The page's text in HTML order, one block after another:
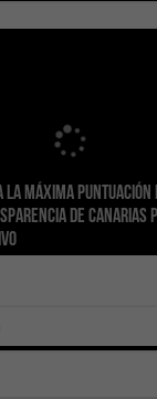
la máxima puntuación
de Canarias
concede ayudas
al sector por valor
cuantías
coordina con
de Refugios
170 pisos a su
en régimen de
la capacidad
salud con el impulso
Canarias convoca el
2026